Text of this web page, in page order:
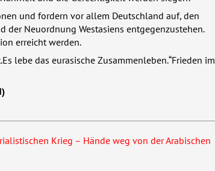
und fordern vor allem Deutschland auf, den
der Neuordnung Westasiens entgegenzustehen.
erreicht werden.
lebe das eurasische Zusammenleben. “Frieden im
Krieg – Hände weg von der Arabischen